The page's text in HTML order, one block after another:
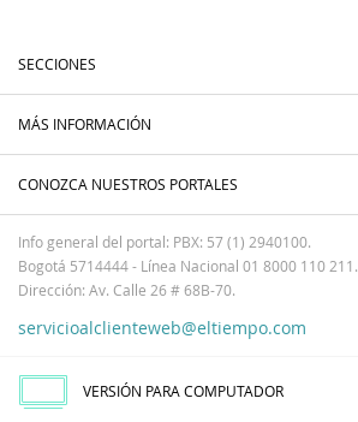
SECCIONES
MÁS INFORMACIÓN
CONOZCA NUESTROS PORTALES
Info general del portal: PBX: 57 (1) 2940100.
Bogotá 5714444 - Línea Nacional 01 8000 110 211.
Dirección: Av. Calle 26 # 68B-70.
servicioalclienteweb@eltiempo.com
VERSIÓN PARA COMPUTADOR